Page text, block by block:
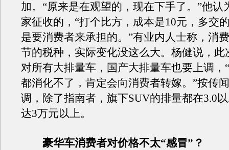
加。“原来是在观望的，现在下手了。”他认
家征收的，“打个比方，成本是10元，多交
是要消费者来承担的。”有业内人士称，消
节的税种，实际变化没这么大。杨健说，此
对所有大排量车，国产大排量车也要上调，
都消化不了，肯定会向消费者转嫁。”按传
调，除了指南者，旗下SUV的排量都在3.0
达3万元以上。
豪华车消费者对价格不太“感冒”？